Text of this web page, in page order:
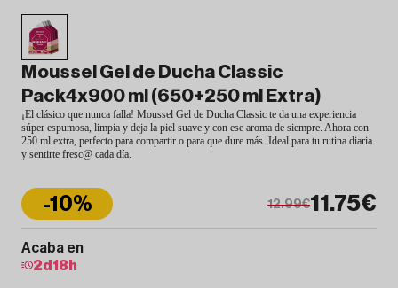
Moussel Gel de Ducha Classic
Pack4x900 ml (650+250 ml Extra)
¡El clásico que nunca falla! Moussel Gel de Ducha Classic te da una experiencia
súper espumosa, limpia y deja la piel suave y con ese aroma de siempre. Ahora con
250 ml extra, perfecto para compartir o para que dure más. Ideal para tu rutina diaria
y sentirte fresc@ cada día.
11.75€
-10% 12.99€
Acaba en
2d 18 h